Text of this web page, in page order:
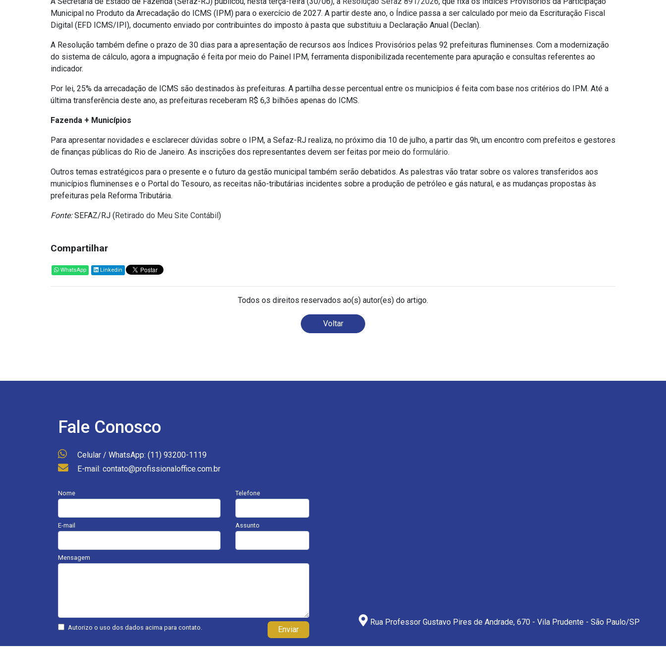
Municipal no Produto da Arrecadação do ICMS (IPM) para o exercício de 2027. A partir deste ano, o Índice passa a ser calculado por meio da Escrituração Fiscal
Digital (EFD ICMS/IPI), documento enviado por contribuintes do imposto à pasta que substituiu a Declaração Anual (Declan).
A Resolução também define o prazo de 30 dias para a apresentação de recursos aos Índices Provisórios pelas 92 prefeituras fluminenses. Com a modernização
do sistema de cálculo, agora a impugnação é feita por meio do Painel IPM, ferramenta disponibilizada recentemente para apuração e consultas referentes ao
indicador.
Por lei, 25% da arrecadação de ICMS são destinados às prefeituras. A partilha desse percentual entre os municípios é feita com base nos critérios do IPM. Até a
última transferência deste ano, as prefeituras receberam R$ 6,3 bilhões apenas do ICMS.
Fazenda + Municípios
Para apresentar novidades e esclarecer dúvidas sobre o IPM, a Sefaz-RJ realiza, no próximo dia 10 de julho, a partir das 9h, um encontro com prefeitos e gestores
de finanças públicas do Rio de Janeiro. As inscrições dos representantes devem ser feitas por meio do formulário.
Outros temas estratégicos para o presente e o futuro da gestão municipal também serão debatidos. As palestras vão tratar sobre os valores transferidos aos
municípios fluminenses e o Portal do Tesouro, as receitas não-tributárias incidentes sobre a produção de petróleo e gás natural, e as mudanças propostas às
prefeituras pela Reforma Tributária.
Fonte:SEFAZ/RJ (Retirado do Meu Site Contábil)
Compartilhar
WhatsApp Linkedin
Todos os direitos reservados ao(s) autor(es) do artigo.
Voltar
Fale Conosco
Celular / WhatsApp: (11) 93200-1119
E-mail: contato@profissionaloffice.com.br
Nome Telefone
E-mail Assunto
Mensagem
Autorizo o uso dos dados acima para contato. Enviar
Rua Professor Gustavo Pires de Andrade, 670 - Vila Prudente - São Paulo/SP